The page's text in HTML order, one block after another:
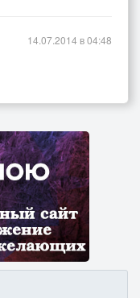
14.07.2014 в 04:48